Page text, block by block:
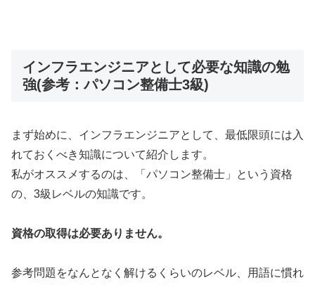
インフラエンジニアとして必要な知識の勉
強(参考：パソコン整備士3級)
まず始めに、インフラエンジニアとして、最低限頭には入
れておくべき知識について紹介します。
私がオススメするのは、「パソコン整備士」という資格
の、3級レベルの知識です。
資格の取得は必要ありません。
参考問題をなんとなく解けるくらいのレベル、用語に慣れ